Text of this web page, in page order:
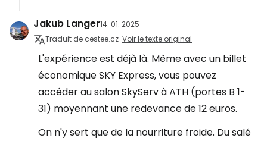
Jakub Langer14. 01. 2025
Traduit de cestee.cz Voir le texte original
L'expérience est déjà là. Même avec un billet
économique SKY Express, vous pouvez
accéder au salon SkyServ à ATH (portes B 1-
31) moyennant une redevance de 12 euros.
On n'y sert que de la nourriture froide. Du salé